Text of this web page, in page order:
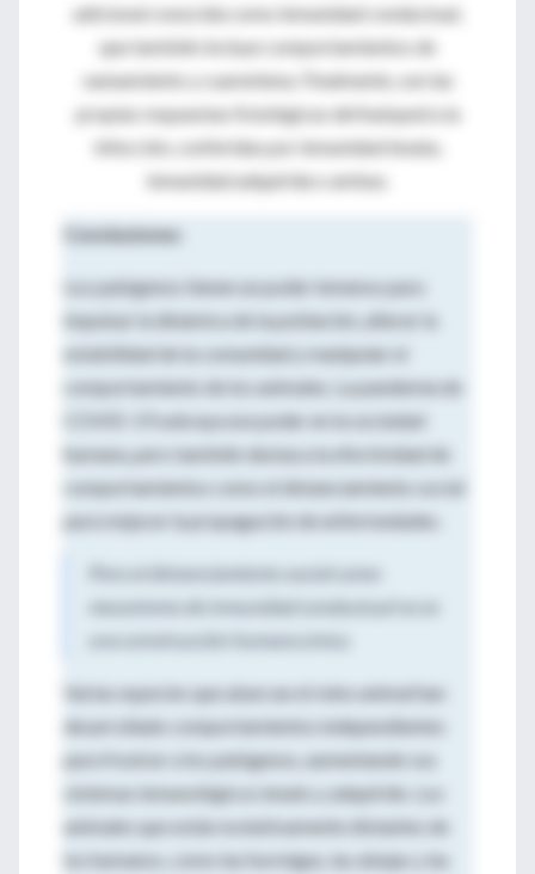
adicional conocida como inmunidad conductual,
que también incluye comportamientos de
saneamiento y cuarentena.
Finalmente, son las
propias respuestas fisiológicas del huésped a la
infección, conferidas por inmunidad innata,
inmunidad adquirida o ambas.
Conclusiones
Los patógenos tienen un poder inmenso para
impulsar la dinámica de la población, alterar la
estabilidad de la comunidad y manipular el
comportamiento de los animales. La pandemia de
COVID-19 subraya ese poder en la sociedad
humana, pero también destaca la efectividad de
comportamientos como el distanciamiento social
para mejorar la propagación de enfermedades.
Pero el distanciamiento social como
mecanismo de inmunidad conductual no es
una construcción humana única.
Varias especies que abarcan el reino animal han
desarrollado comportamientos independientes
para frustrar a los patógenos, aumentando sus
sistemas inmunológicos innato y adquirido. Los
animales que están evolutivamente distantes de
los humanos, como las hormigas, las abejas y las